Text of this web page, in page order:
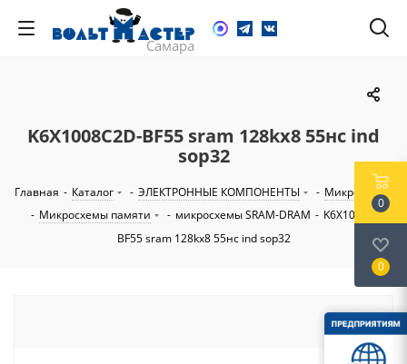
K6X1008C2D-BF55 sram 128kx8 55нс ind
sop32
Главная - Каталог - ЭЛЕКТРОННЫЕ КОМПОНЕНТЫ - Микросхемы
- Микросхемы памяти - микросхемы SRAM-DRAM - K6X1008C2D-
BF55 sram 128kx8 55нс ind sop32
0
0